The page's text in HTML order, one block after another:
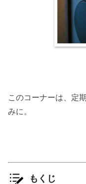
このコーナーは、定
みに。
もくじ